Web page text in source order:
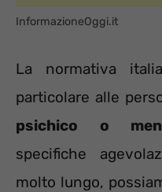
InformazioneOggi.it
La normativa
particolare alle
psichico o
specifiche
molto lungo,